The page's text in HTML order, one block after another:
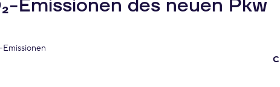
Emissionen des neuen Pkw
C